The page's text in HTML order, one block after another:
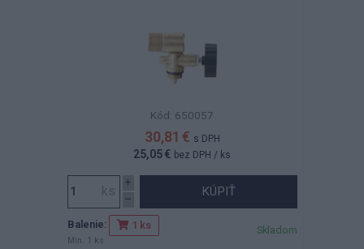
Kód: 650057
30,81 € s DPH
25,05 € bez DPH / ks
KÚPIŤ
Balenie: 1 ks
Min. 1 ks
Skladom